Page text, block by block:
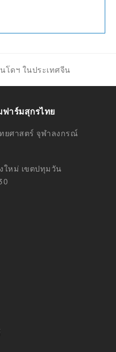
โดฯ ในประเทศจีน
าร์มสุกรไทย
ยศาสตร์ จุฬาลงกรณ์
ใหม่ เขตปทุมวัน